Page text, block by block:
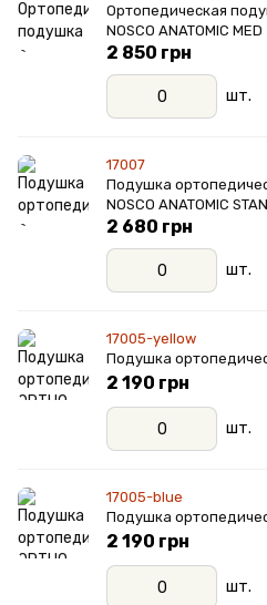
Ортопедическая
NOSCO ANATOMIC MED
2 850 грн
шт.
17007
Подушка
NOSCO ANATOMIC
2 680 грн
шт.
17005-yellow
Подушка
2 190 грн
шт.
17005-blue
Подушка
2 190 грн
шт.